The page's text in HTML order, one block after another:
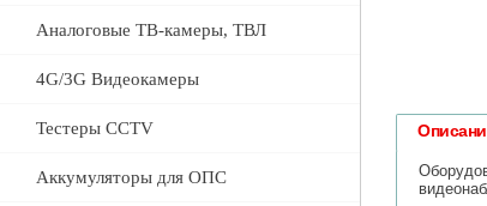
Аналоговые ТВ-камеры, ТВЛ
4G/3G Видеокамеры
Тестеры CCTV
Аккумуляторы для ОПС